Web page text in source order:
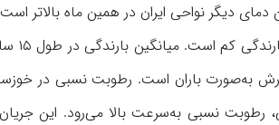
دیگر نواحی ایران در همین ماه بالاتر است (نک‍ :
به‌صورت باران است. رطوبت نسبی در
رطوبت نسبی به‌سرعت بالا می‌رود. این